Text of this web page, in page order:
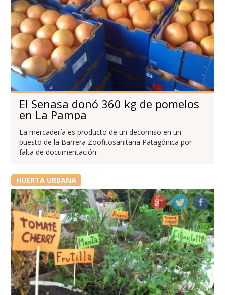
El Senasa donó 360 kg de pomelos
en La Pampa
La mercadería es producto de un decomiso en un
puesto de la Barrera Zoofitosanitaria Patagónica por
falta de documentación.
HUERTA URBANA